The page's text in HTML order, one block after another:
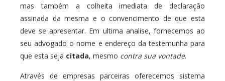
mas também a colheita imediata de declaração
assinada da mesma e o convencimento de que esta
deve se apresentar. Em ultima analise, fornecemos ao
seu advogado o nome e endereço da testemunha para
que esta seja citada, mesmo contra sua vontade.
Através de empresas parceiras oferecemos sistema